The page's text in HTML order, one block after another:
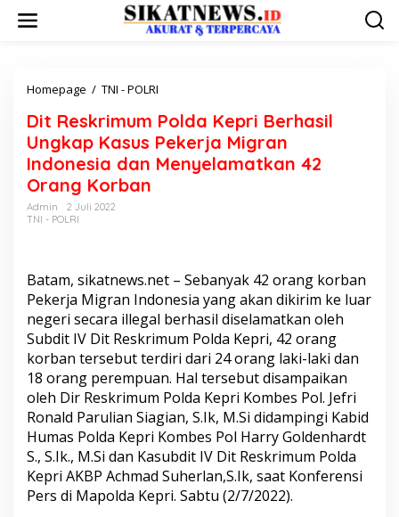
Homepage / TNI - POLRI
t
R
s
P
o
l
d
a
K
e
p
i
B
e
r
h
a
Dit Reskrimum Polda Kepri Berhasil
Ungkap Kasus Pekerja Migran
Indonesia dan Menyelamatkan 42
Orang Korban
Admin
2 Juli 2022
TNI - POLRI
Batam, sikatnews.net – Sebanyak 42 orang korban
Pekerja Migran Indonesia yang akan dikirim ke luar
negeri secara illegal berhasil diselamatkan oleh
Subdit IV Dit Reskrimum Polda Kepri, 42 orang
korban tersebut terdiri dari 24 orang laki-laki dan
18 orang perempuan. Hal tersebut disampaikan
oleh Dir Reskrimum Polda Kepri Kombes Pol. Jefri
Ronald Parulian Siagian, S.Ik, M.Si didampingi Kabid
Humas Polda Kepri Kombes Pol Harry Goldenhardt
S., S.Ik., M.Si dan Kasubdit IV Dit Reskrimum Polda
Kepri AKBP Achmad Suherlan,S.Ik, saat Konferensi
Pers di Mapolda Kepri. Sabtu (2/7/2022).